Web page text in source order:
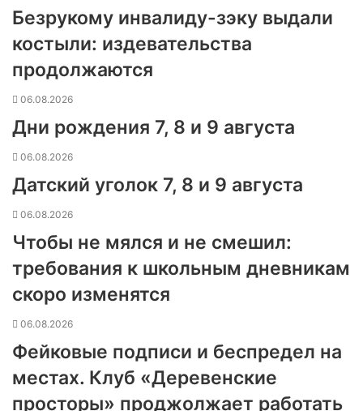
Безрукому инвалиду-зэку выдали
костыли: издевательства
продолжаются
06.08.2026
Дни рождения 7, 8 и 9 августа
06.08.2026
Датский уголок 7, 8 и 9 августа
06.08.2026
Чтобы не мялся и не смешил:
требования к школьным дневникам
скоро изменятся
06.08.2026
Фейковые подписи и беспредел на
местах. Клуб «Деревенские
просторы» проджолжает работать